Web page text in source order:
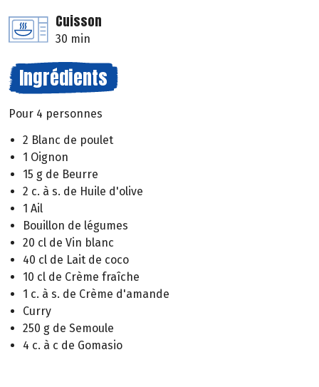
Cuisson
30 min
Ingrédients
Pour 4 personnes
2 Blanc de poulet
1 Oignon
15 g de Beurre
2 c. à s. de Huile d'olive
1 Ail
Bouillon de légumes
20 cl de Vin blanc
40 cl de Lait de coco
10 cl de Crème fraîche
1 c. à s. de Crème d'amande
Curry
250 g de Semoule
4 c. à c de Gomasio